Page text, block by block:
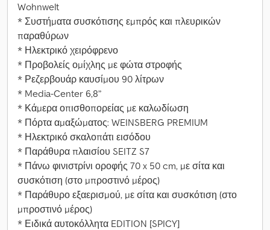
Wohnwelt
* Συστήματα συσκότισης εμπρός και πλευρικών
παραθύρων
* Ηλεκτρικό χειρόφρενο
* Προβολείς ομίχλης με φώτα στροφής
* Ρεζερβουάρ καυσίμου 90 λίτρων
* Media-Center 6,8”
* Κάμερα οπισθοπορείας με καλωδίωση
* Πόρτα αμαξώματος: WEINSBERG PREMIUM
* Ηλεκτρικό σκαλοπάτι εισόδου
* Παράθυρα πλαισίου SEITZ S7
* Πάνω φινιστρίνι οροφής 70 x 50 cm, με σίτα και
συσκότιση (στο μπροστινό μέρος)
* Παράθυρο εξαερισμού, με σίτα και συσκότιση (στο
μπροστινό μέρος)
* Ειδικά αυτοκόλλητα EDITION [SPICY]